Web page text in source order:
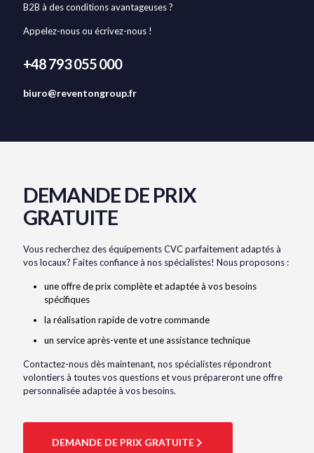
B2B à des conditions avantageuses ?
Appelez-nous ou écrivez-nous !
+48 793 055 000
biuro@reventongroup.fr
DEMANDE DE PRIX
GRATUITE
Vous recherchez des équipements CVC parfaitement adaptés à
vos locaux? Faites confiance à nos spécialistes! Nous proposons :
une offre de prix complète et adaptée à vos besoins
spécifiques
la réalisation rapide de votre commande
un service après-vente et une assistance technique
Contactez-nous dès maintenant, nos spécialistes répondront
volontiers à toutes vos questions et vous prépareront une offre
personnalisée adaptée à vos besoins.
DEMANDE DE PRIX GRATUITE